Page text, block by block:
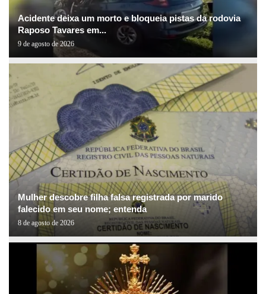
Acidente deixa um morto e bloqueia pistas da rodovia
Raposo Tavares em...
9 de agosto de 2026
Mulher descobre filha falsa registrada por marido
falecido em seu nome; entenda
8 de agosto de 2026